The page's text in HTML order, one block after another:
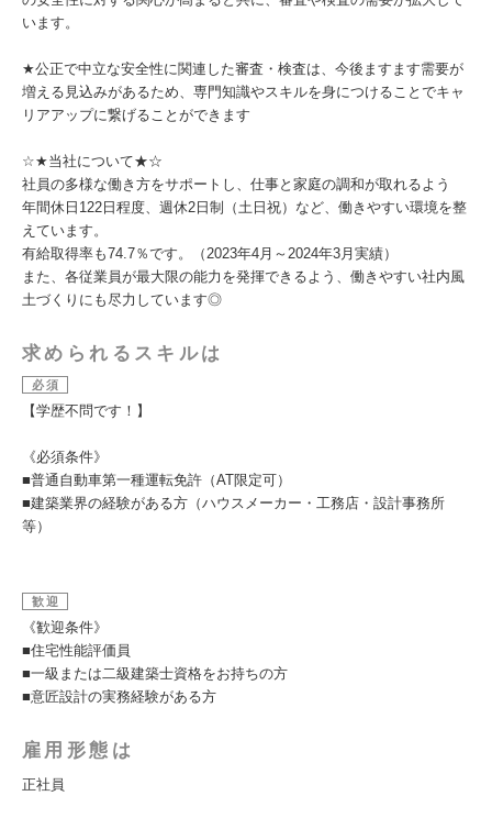
います。
★公正で中立な安全性に関連した審査・検査は、今後ますます需要が
増える見込みがあるため、専門知識やスキルを身につけることでキャ
リアアップに繋げることができます
☆★当社について★☆
社員の多様な働き方をサポートし、仕事と家庭の調和が取れるよう
年間休日122日程度、週休2日制（土日祝）など、働きやすい環境を整
えています。
有給取得率も74.7％です。（2023年4月～2024年3月実績）
また、各従業員が最大限の能力を発揮できるよう、働きやすい社内風
土づくりにも尽力しています◎
求められるスキルは
必須
【学歴不問です！】
《必須条件》
■普通自動車第一種運転免許（AT限定可）
■建築業界の経験がある方（ハウスメーカー・工務店・設計事務所
等）
歓迎
《歓迎条件》
■住宅性能評価員
■一級または二級建築士資格をお持ちの方
■意匠設計の実務経験がある方
雇用形態は
正社員